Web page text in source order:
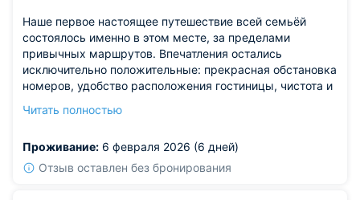
Наше первое настоящее путешествие всей семьёй
состоялось именно в этом месте, за пределами
привычных маршрутов. Впечатления остались
исключительно положительные: прекрасная обстановка
номеров, удобство расположения гостиницы, чистота и
фактором стало гуманное ценообразование,
семье. Персонал поражал своим вниманием и
радушием, создавая особое чувство уюта и
Читать полностью
Проживание: 6 февраля 2026 (6 дней)
Отзыв оставлен без бронирования